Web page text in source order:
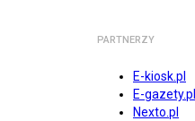
PARTNERZY
E-kiosk.pl
E-gazety.pl
Nexto.pl